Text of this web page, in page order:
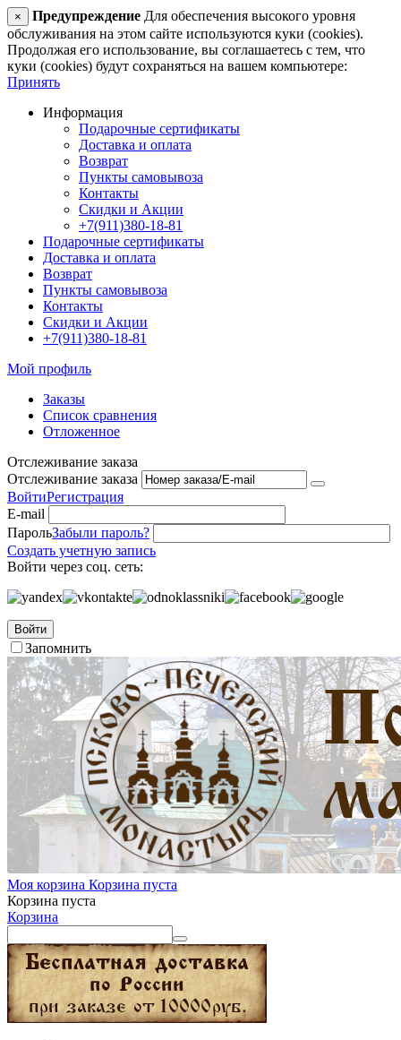
× Предупреждение Для обеспечения высокого уровня
обслуживания на этом сайте используются куки (cookies).
Продолжая его использование, вы соглашаетесь с тем, что
куки (cookies) будут сохраняться на вашем компьютере:
Принять
Информация
Подарочные сертификаты
Доставка и оплата
Возврат
Пункты самовывоза
Контакты
Скидки и Акции
+7(911)380-18-81
Подарочные сертификаты
Доставка и оплата
Возврат
Пункты самовывоза
Контакты
Скидки и Акции
+7(911)380-18-81
Мой профиль
Заказы
Список сравнения
Отложенное
Отслеживание заказа
Отслеживание заказа
ВойтиРегистрация
E-mail
ПарольЗабыли пароль?
Создать учетную запись
Войти через соц. сеть:
Войти
Запомнить
Моя корзина Корзина пуста
Корзина пуста
Корзина